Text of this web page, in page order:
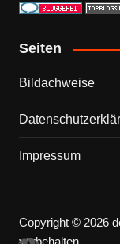
Seiten
Bildachweise
Impressum
Copyright © 2026